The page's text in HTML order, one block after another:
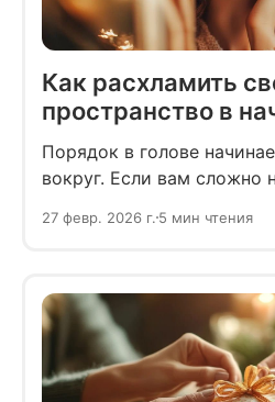
Как расхламить
пространство в
Порядок в голове
вокруг. Если вам сложно
пора расхламить своё
27 февр. 2026 г. 5 мин чтения